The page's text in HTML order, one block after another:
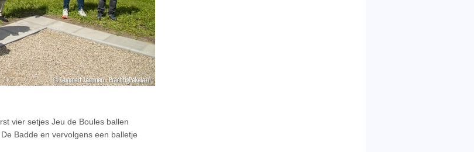
vier setjes Jeu de Boules ballen
Badde en vervolgens een balletje